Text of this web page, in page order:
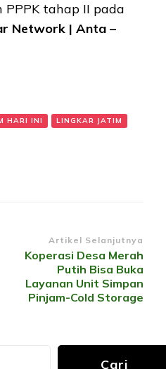
PPPK tahap II pada
Network | Anta –
HARI INI LINGKAR JATIM
Artikel Selanjutnya
Koperasi Desa Merah
Putih Bisa Buka
Layanan Unit Simpan
Pinjam-Cold Storage
Cari